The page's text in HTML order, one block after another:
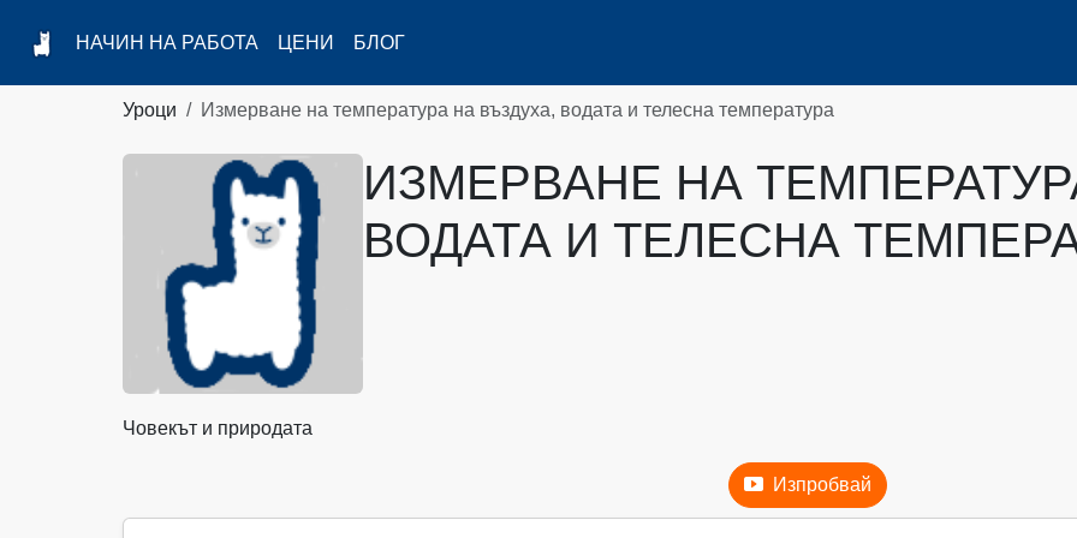
НАЧИН НА РАБОТА ЦЕНИ БЛОГ
Уроци Измерване на температура на въздуха, водата и телесна температура
ИЗМЕРВАНЕ НА
ВОДАТА И ТЕЛЕСНА
Човекът и природата
Изпробвай